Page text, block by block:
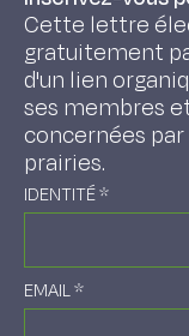
Cette lettre
gratuitement
d'un lien
ses membres
concernées
prairies.
IDENTITÉ*
EMAIL*